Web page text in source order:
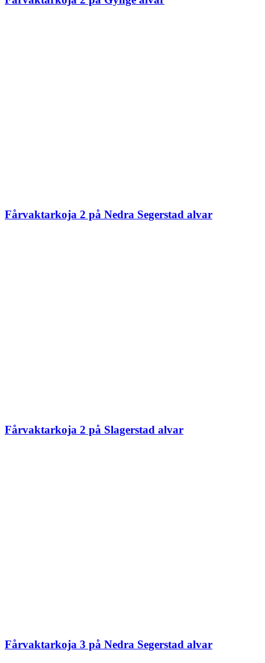
Fårvaktarkoja 2 på Nedra Segerstad alvar
Fårvaktarkoja 2 på Slagerstad alvar
Fårvaktarkoja 3 på Nedra Segerstad alvar